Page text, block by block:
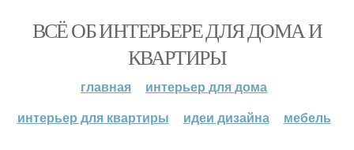
ВСЁ ОБ ИНТЕРЬЕРЕ ДЛЯ ДОМА И
КВАРТИРЫ
главная
интерьер для дома
интерьер для квартиры
идеи дизайна мебель